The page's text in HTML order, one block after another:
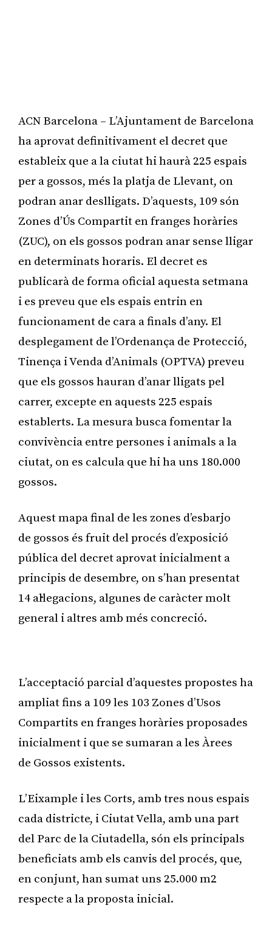
ACN Barcelona – L’Ajuntament de Barcelona
ha aprovat definitivament el decret que
estableix que a la ciutat hi haurà 225 espais
per a gossos, més la platja de Llevant, on
podran anar deslligats. D’aquests, 109 són
Zones d’Ús Compartit en franges horàries
(ZUC), on els gossos podran anar sense lligar
en determinats horaris. El decret es
publicarà de forma oficial aquesta setmana
i es preveu que els espais entrin en
funcionament de cara a finals d’any. El
desplegament de l’Ordenança de Protecció,
Tinença i Venda d’Animals (OPTVA) preveu
que els gossos hauran d’anar lligats pel
carrer, excepte en aquests 225 espais
establerts. La mesura busca fomentar la
convivència entre persones i animals a la
ciutat, on es calcula que hi ha uns 180.000
gossos.
Aquest mapa final de les zones d’esbarjo
de gossos és fruit del procés d’exposició
pública del decret aprovat inicialment a
principis de desembre, on s’han presentat
14 al·legacions, algunes de caràcter molt
general i altres amb més concreció.
L’acceptació parcial d’aquestes propostes ha
ampliat fins a 109 les 103 Zones d’Usos
Compartits en franges horàries proposades
inicialment i que se sumaran a les Àrees
de Gossos existents.
L’Eixample i les Corts, amb tres nous espais
cada districte, i Ciutat Vella, amb una part
del Parc de la Ciutadella, són els principals
beneficiats amb els canvis del procés, que,
en conjunt, han sumat uns 25.000 m2
respecte a la proposta inicial.